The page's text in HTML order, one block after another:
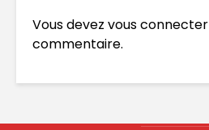
Vous devez vous connecter
commentaire.